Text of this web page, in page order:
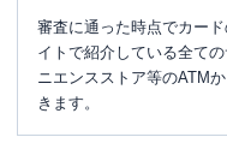
審査に通った時点でカー
イトで紹介している全て
ニエンスストア等のATM
きます。